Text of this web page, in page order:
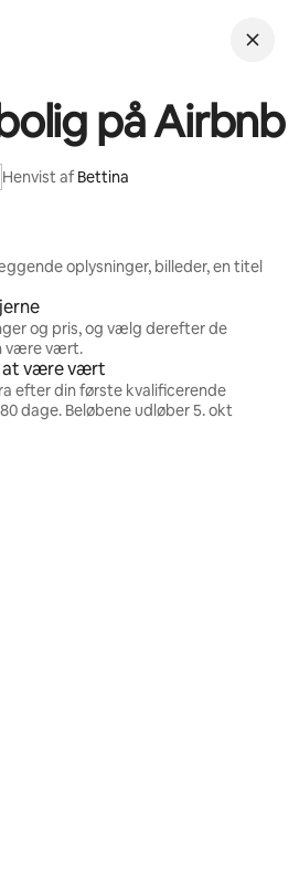
på Airbnb
Henvist afBettina
oplysninger, billeder, en titel
og pris, og vælg derefter de
være vært.
at være vært
efter din første kvalificerende
dage. Beløbene udløber5. okt